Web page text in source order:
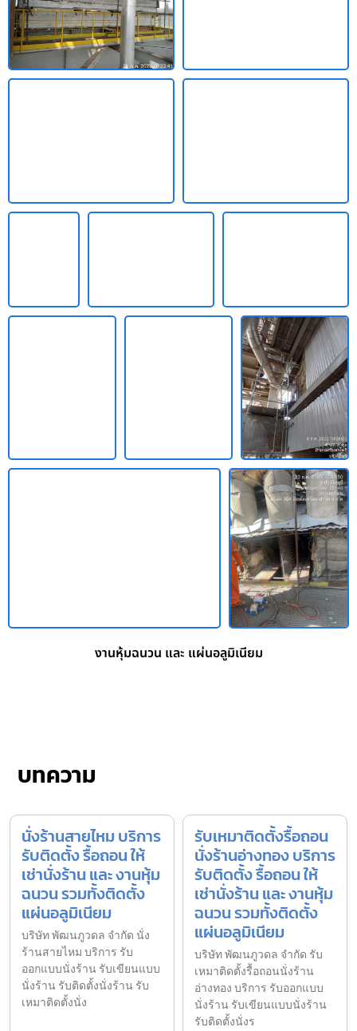
งานหุ้มฉนวน และ แผ่นอลูมิเนียม
บทความ
นั่งร้านสายไหม บริการ
รับติดตั้ง รื้อถอน ให้
เช่านั่งร้าน และ งานหุ้ม
ฉนวน รวมทั้งติดตั้ง
แผ่นอลูมิเนียม
บริษัท พัฒนภูวดล จำกัด นั่ง
ร้านสายไหม บริการ รับ
ออกแบบนั่งร้าน รับเขียนแบบ
นั่งร้าน รับติดตั้งนั่งร้าน รับ
เหมาติดตั้งนั่ง
รับเหมาติดตั้งรื้อถอน
นั่งร้านอ่างทอง บริการ
รับติดตั้ง รื้อถอน ให้
เช่านั่งร้าน และ งานหุ้ม
ฉนวน รวมทั้งติดตั้ง
แผ่นอลูมิเนียม
บริษัท พัฒนภูวดล จำกัด รับ
เหมาติดตั้งรื้อถอนนั่งร้าน
อ่างทอง บริการ รับออกแบบ
นั่งร้าน รับเขียนแบบนั่งร้าน
รับติดตั้งนั่งร